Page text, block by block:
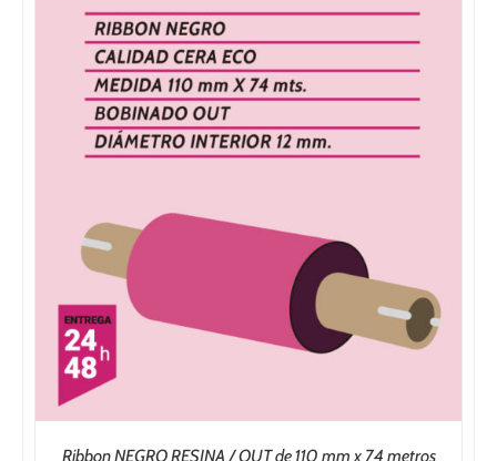
Ribbon NEGRO RESINA / OUT de 110 mm x 74 metros